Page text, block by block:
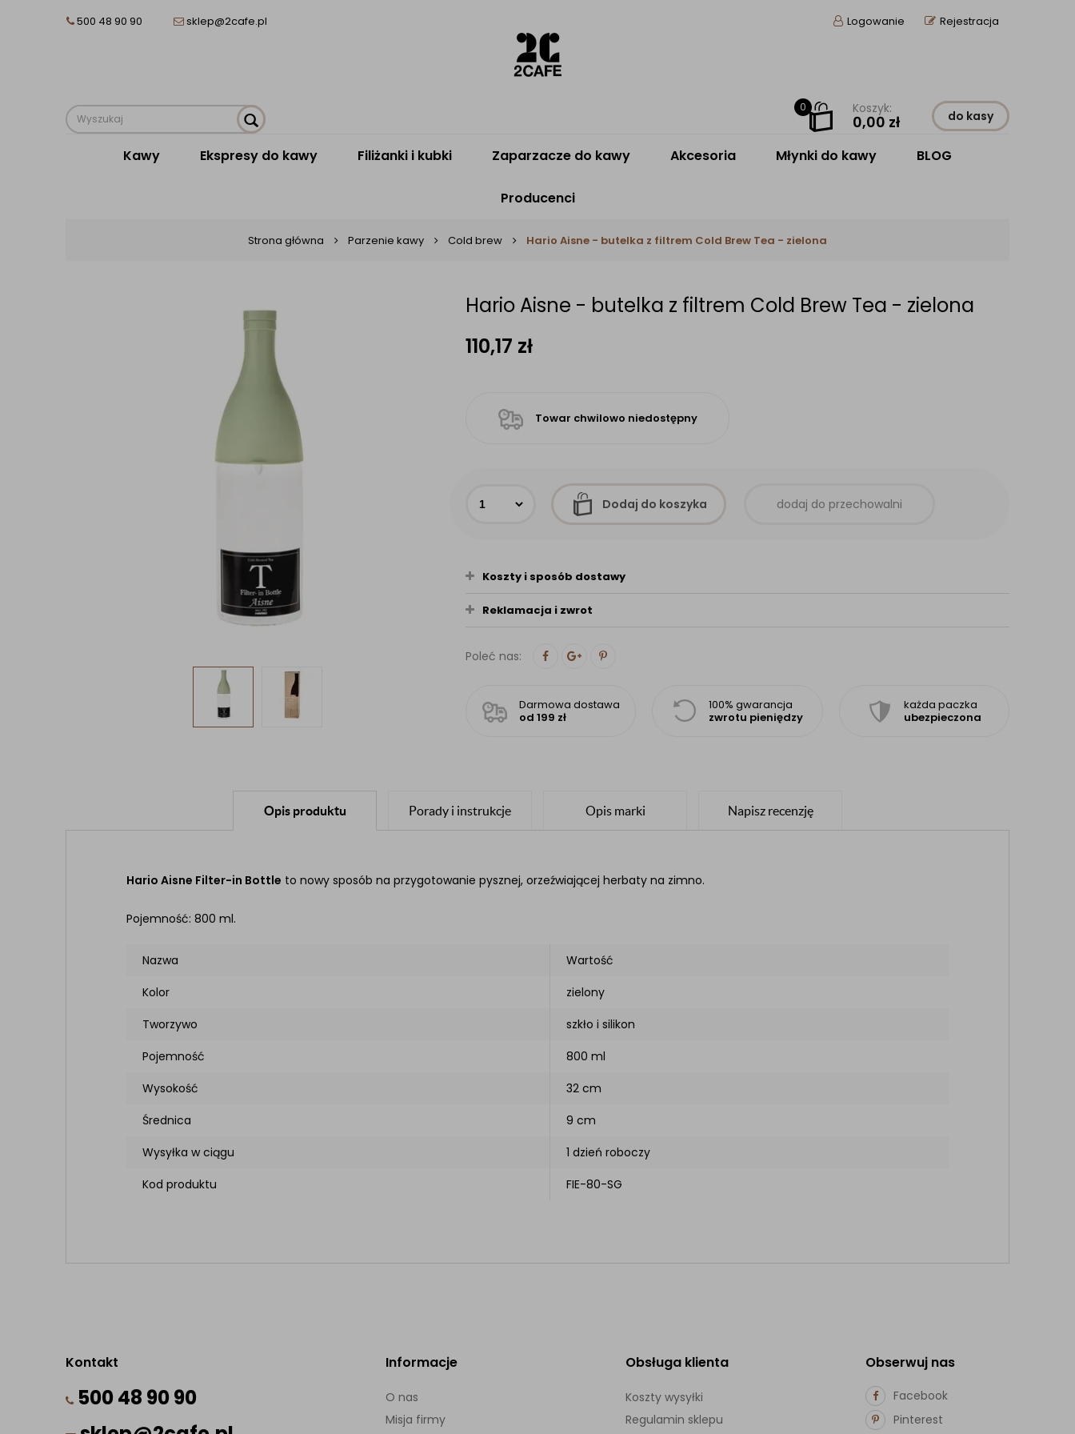
500 48 90 90 sklep@2cafe.pl Logowanie Rejestracja
0 Koszyk:
0,00 zł do kasy
Kawy Ekspresy do kawy Filiżanki i kubki Zaparzacze do kawy Akcesoria Młynki do kawy BLOG
Producenci
Strona główna Parzenie kawy Cold brew Hario Aisne - butelka z filtrem Cold Brew Tea - zielona
Hario Aisne - butelka z filtrem Cold Brew Tea - zielona
110,17 zł
Towar chwilowo niedostępny
Dodaj do koszyka dodaj do przechowalni
Koszty i sposób dostawy
Reklamacja i zwrot
Poleć nas:
Darmowa dostawa
od 199 zł
100% gwarancja
zwrotu pieniędzy
każda paczka
ubezpieczona
Opis produktu Porady i instrukcje Opis marki Napisz recenzję
Hario Aisne Filter-in Bottle to nowy sposób na przygotowanie pysznej, orzeźwiającej herbaty na zimno.
Pojemność: 800 ml.
Nazwa
Wartość
Kolor
zielony
Tworzywo
szkło i silikon
Pojemność
800 ml
Wysokość
32 cm
Średnica
9 cm
Wysyłka w ciągu
1 dzień roboczy
Kod produktu
FIE-80-SG
Kontakt
500 48 90 90
Obserwuj nas
Facebook
Pinterest
Informacje
O nas
Misja firmy
Obsługa klienta
Koszty wysyłki
Regulamin sklepu